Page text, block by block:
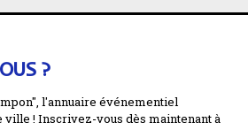
?
l'annuaire événementiel
! Inscrivez-vous dès maintenant à